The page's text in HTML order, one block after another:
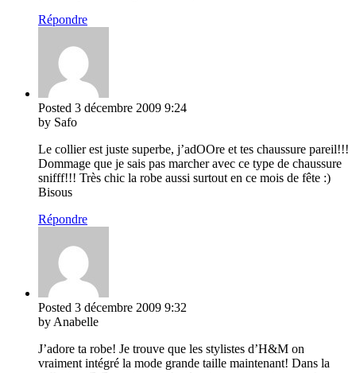
Répondre
Posted 3 décembre 2009 9:24
by Safo
Le collier est juste superbe, j’adOOre et tes chaussure pareil!!!
Dommage que je sais pas marcher avec ce type de chaussure
snifff!!! Très chic la robe aussi surtout en ce mois de fête :)
Bisous
Répondre
Posted 3 décembre 2009 9:32
by Anabelle
J’adore ta robe! Je trouve que les stylistes d’H&M on
vraiment intégré la mode grande taille maintenant! Dans la